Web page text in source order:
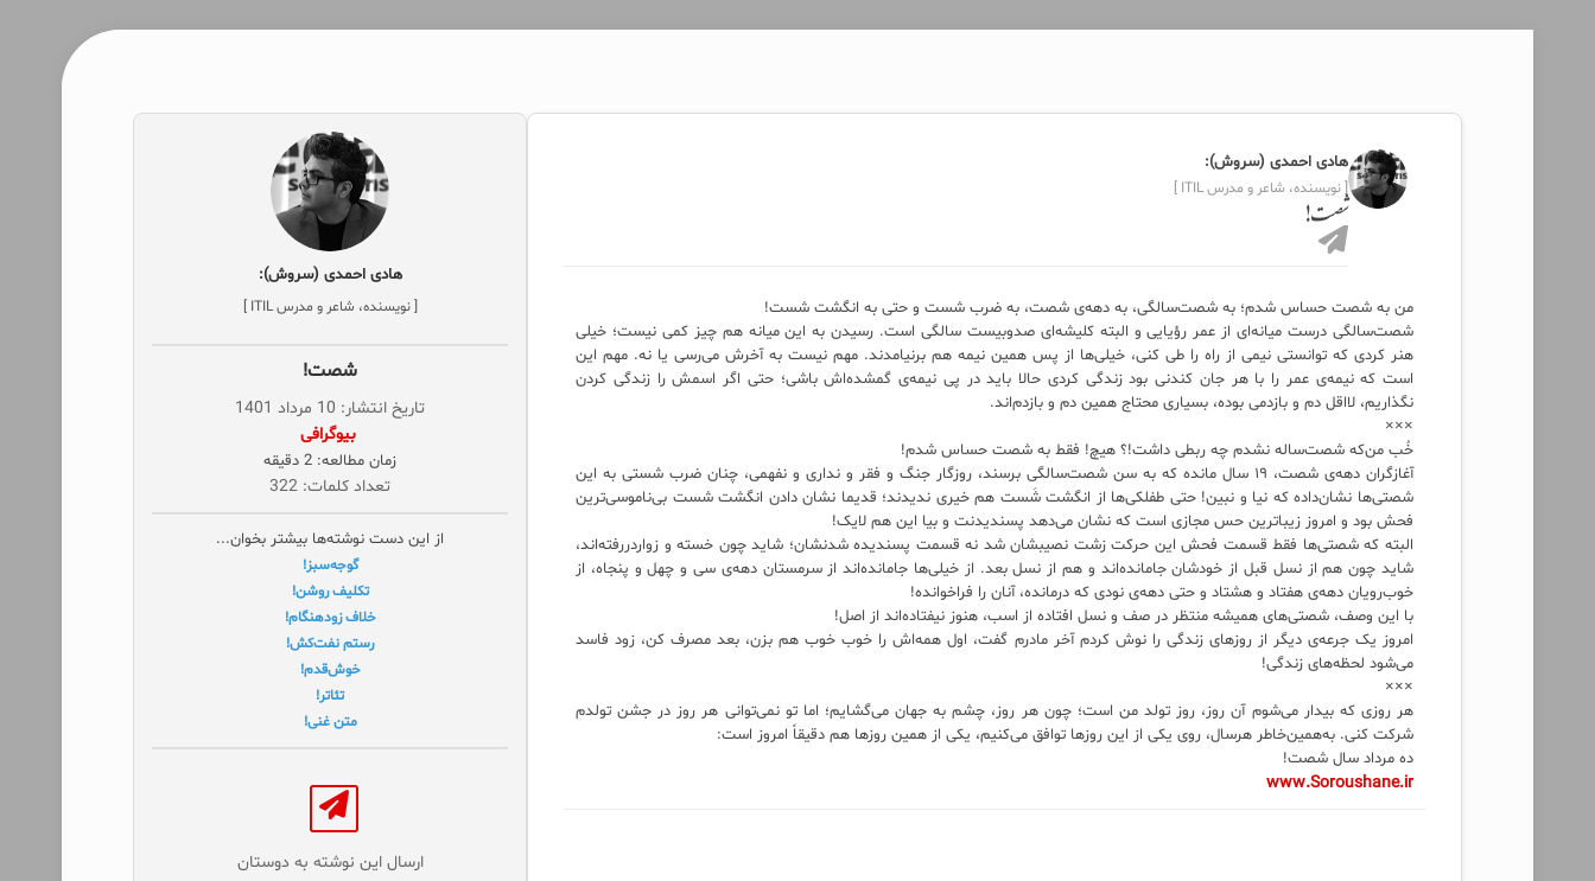
هادی احمدی (سروش):
[ نویسنده، شاعر و مدرس ITIL ]
شصت!
من به شصت حساس شدم؛ به شصت‌سالگی، به دهه‌ی شصت، به ضرب شست و حتی به انگشت شست!
شصت‌سالگی درست میانه‌ای از عمر رؤیایی و البته کلیشه‌ای صدوبیست سالگی است. رسیدن به این میانه هم چیز کمی نیست؛ خیلی
هنر کردی که توانستی نیمی از راه را طی کنی، خیلی‌ها از پس همین نیمه هم برنیامدند. مهم نیست به آخرش می‌رسی یا نه. مهم این
است که نیمه‌ی عمر را با هر جان کندنی بود زندگی کردی حالا باید در پی نیمه‌ی گمشده‌‌‌اش باشی؛ حتی اگر اسمش را زندگی کردن
نگذاریم، لااقل دم و بازدمی بوده، بسیاری محتاج همین دم و بازدم‌اند.
×××
خُب من‌که شصت‌ساله نشدم چه ربطی داشت!؟ هیچ! فقط به شصت حساس شدم!
آغازگران دهه‌ی شصت، ۱۹ سال مانده که به سن شصت‌سالگی برسند، روزگار جنگ و فقر و نداری و نفهمی، چنان ضرب شستی به این
شصتی‌ها نشان‌داده که نیا و نبین! حتی طفلکی‌ها از انگشت شَست هم خیری ندیدند؛ قدیما نشان دادن انگشت شست بی‌ناموسی‌ترین
فحش بود و امروز زیباترین حس مجازی است که نشان می‌دهد پسندیدنت و بیا این هم لایک!
البته که شصتی‌ها فقط قسمت فحش این حرکت زشت نصیبشان شد نه قسمت پسندیده شدنشان؛ شاید چون خسته و زواردررفته‌اند،
شاید چون هم از نسل قبل از خودشان جامانده‌اند و هم از نسل‌ بعد. از خیلی‌ها جامانده‌اند از سرمستان دهه‌ی سی و چهل و پنجاه، از
خوب‌رویان دهه‌ی هفتاد و هشتاد و حتی دهه‌ی نودی که درمانده، آنان را فراخوانده!
با این وصف، شصتی‌های همیشه منتظر در صف و نسل افتاده از اسب، هنوز نیفتاده‌اند از اصل‌!
امروز یک جرعه‌ی دیگر از روزهای زندگی را نوش کردم آخر مادرم گفت، اول همه‌اش را خوب خوب هم بزن، بعد مصرف کن، زود فاسد
می‌شود لحظه‌‌های زندگی!
×××
هر روزی که بیدار می‌شوم آن روز، روز تولد من است؛ چون هر روز، چشم به جهان می‌گشایم؛ اما تو نمی‌توانی هر روز در جشن تولدم
شرکت کنی. به‌همین‌خاطر هرسال، روی یکی از این روزها توافق می‌کنیم، یکی از همین روزها هم دقیقاً امروز است:
ده مرداد سال شصت!
www.Soroushane.ir
هادی احمدی (سروش):
[ نویسنده، شاعر و مدرس ITIL ]
شصت!
تاریخ انتشار: 10 مرداد 1401
‌ بیوگرافی
زمان مطالعه: 2 دقیقه
تعداد کلمات: 322
از این دست نوشته‌ها بیشتر بخوان...
گوجه‌سبز!
تکلیف روشن!
خلاف زودهنگام!
رستم نفت‌کش!
خوش‌قدم!
تئاتر!
متن غنی!
ارسال این نوشته به دوستان‌